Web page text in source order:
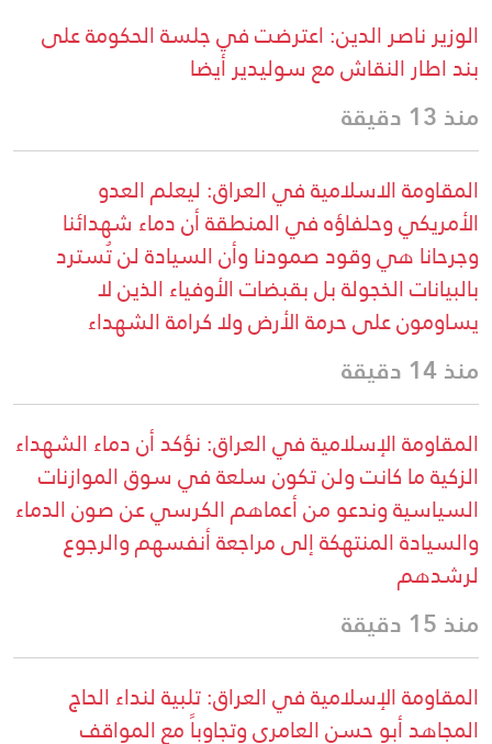
الوزير ناصر الدين: اعترضت في جلسة الحكومة على
بند اطار النقاش مع سوليدير أيضا
منذ 13 دقيقة
المقاومة الاسلامية في العراق: ليعلم العدو
الأمريكي وحلفاؤه في المنطقة أن دماء شهدائنا
وجرحانا هي وقود صمودنا وأن السيادة لن تُسترد
بالبيانات الخجولة بل بقبضات الأوفياء الذين لا
يساومون على حرمة الأرض ولا كرامة الشهداء
منذ 14 دقيقة
المقاومة الإسلامية في العراق: نؤكد أن دماء الشهداء
الزكية ما كانت ولن تكون سلعة في سوق الموازنات
السياسية وندعو من أعماهم الكرسي عن صون الدماء
والسيادة المنتهكة إلى مراجعة أنفسهم والرجوع
لرشدهم
منذ 15 دقيقة
المقاومة الإسلامية في العراق: تلبية لنداء الحاج
المجاهد أبو حسن العامري وتجاوباً مع المواقف